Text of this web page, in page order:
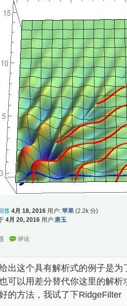
答 4月 18, 2016 用户: 苹果 (2.2k 分)
4月 20, 2016 用户:唐玉
出这个具有解析式的例子是
可以用差分替代你这里的解
的方法，我试了下RidgeFilter